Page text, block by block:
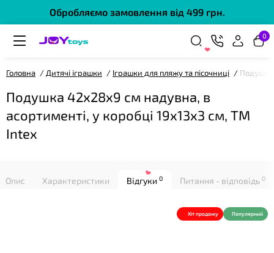
Обробляємо замовлення від 499 грн.
0
Головна Дитячі іграшки Іграшки для пляжу та пісочниці Подушка
Подушка 42х28х9 см надувна, в
асортименті, у коробці 19х13х3 см, ТМ
Intex
Опис Характеристики Відгуки 0 Питання - відповідь 0
Хіт продажу Популярний